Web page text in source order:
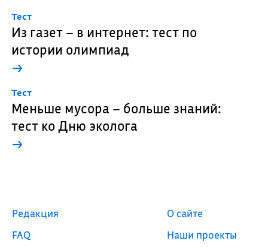
Тест
Из газет – в интернет: тест по
истории олимпиад
→
Тест
Меньше мусора – больше знаний:
тест ко Дню эколога
→
Редакция
FAQ
О сайте
Наши проекты